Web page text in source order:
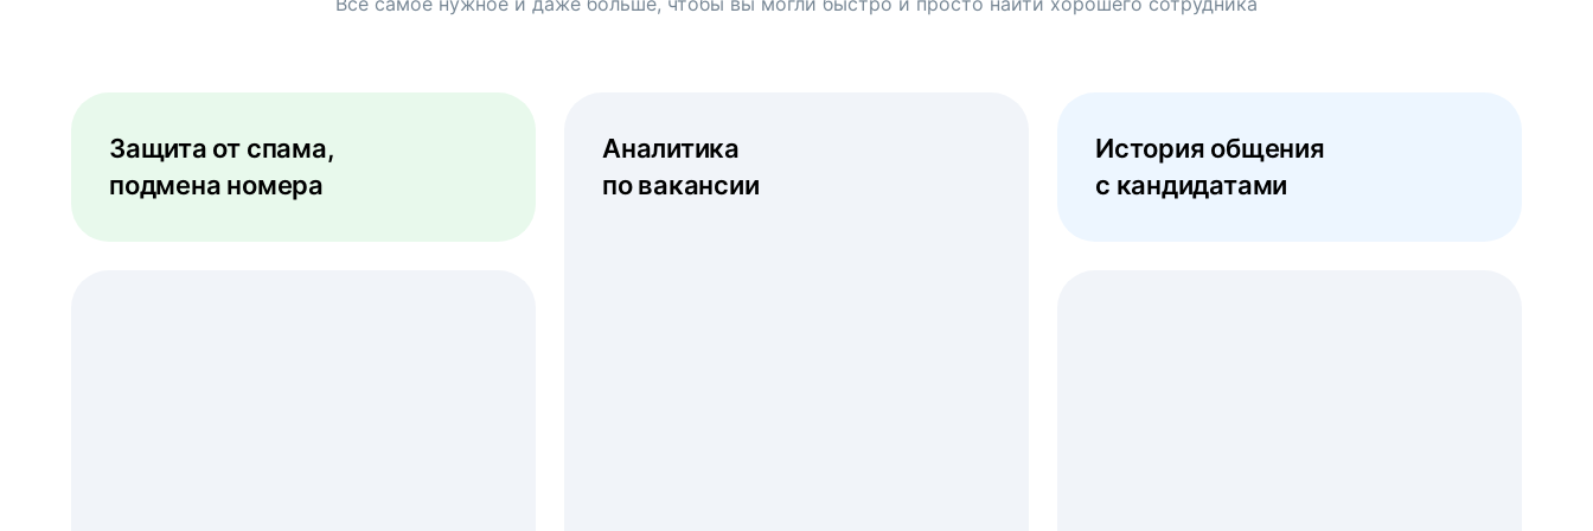
Защита от спама,
подмена номера
Аналитика
по вакансии
История общения
с кандидатами